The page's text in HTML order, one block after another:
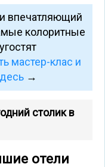
впечатляющий
колоритные
мастер-клас и
→
столик в
отели